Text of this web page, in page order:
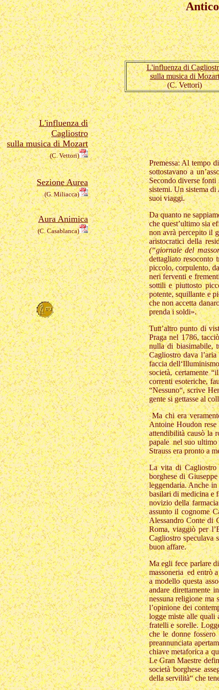
L'influenza di
sulla musica di Mozart
(C. Vettori)
L'influenza di
Cagliostro
sulla musica di Mozart
(C. Vettori)
Sezione Aurea
(G. Miliacca)
Aura Animica
(C. Casablanca)
Premessa: Al tempo
sottostavano a
Secondo diverse fonti
sistemi. Un sistema
suoi viaggi.
Da quanto ne
che quest’ultimo sia
non avrà percepito il
aristocratici della
(“giornale del
dettagliato resoconto
piccolo, corpulento,
neri ferventi e
sottili e piuttosto
potente, squillante e
che non accetta
prenda i soldi».
Tutt’altro punto di
Praga nel 1786,
nulla di biasimabile,
Cagliostro dava
faccia
società, certamente
correnti esoteriche,
“Nessuno“, scrive
gente si gettasse al
Ma chi era
Antoine Houdon
attendibilità causò la
papale nel suo ultimo
Strauss era pronto a
La vita di Cagliostro
borghese di
leggendaria. Anche
basilari di medicina e
novizio della
assunto il cognome
Alessandro Conte di
Roma, viaggiò per
Cagliostro speculava
buon affare.
Ma egli fece parlare
massoneria ed entrò
a modello questa
andare direttamente
nessuna religione ma
l’opinione dei
logge miste alle quali
fratelli e sorelle.
che le donne fossero
preannunciata
chiave metaforica a
Le Gran Maestre
società borghese
della servilità“ che